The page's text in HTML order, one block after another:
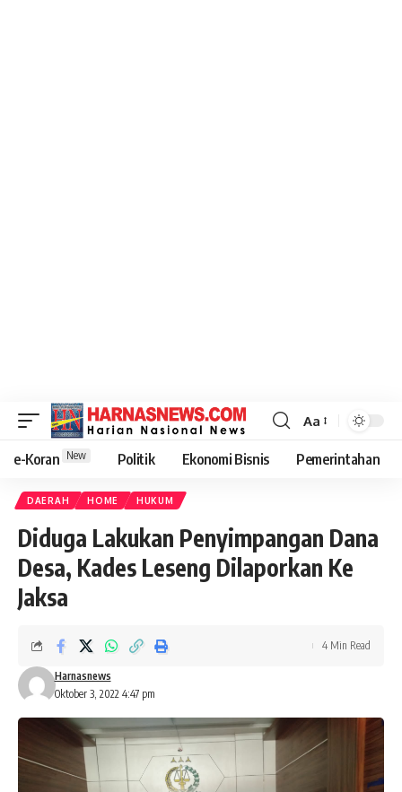
Aa
e-Koran New Politik Ekonomi Bisnis Pemerintahan
DAERAH HOME HUKUM
Diduga Lakukan Penyimpangan Dana
Desa, Kades Leseng Dilaporkan Ke
Jaksa
Oktober 3, 2022 4:47 pm
Harnasnews
4 Min Read